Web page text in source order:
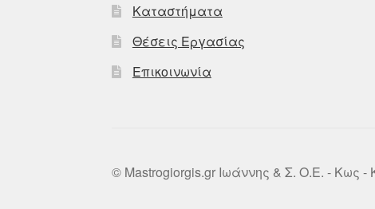
Καταστήματα
Θέσεις Εργασίας
Επικοινωνία
© Mastrogiorgis.gr Ιωάννης & Σ. Ο.Ε. - Κως -